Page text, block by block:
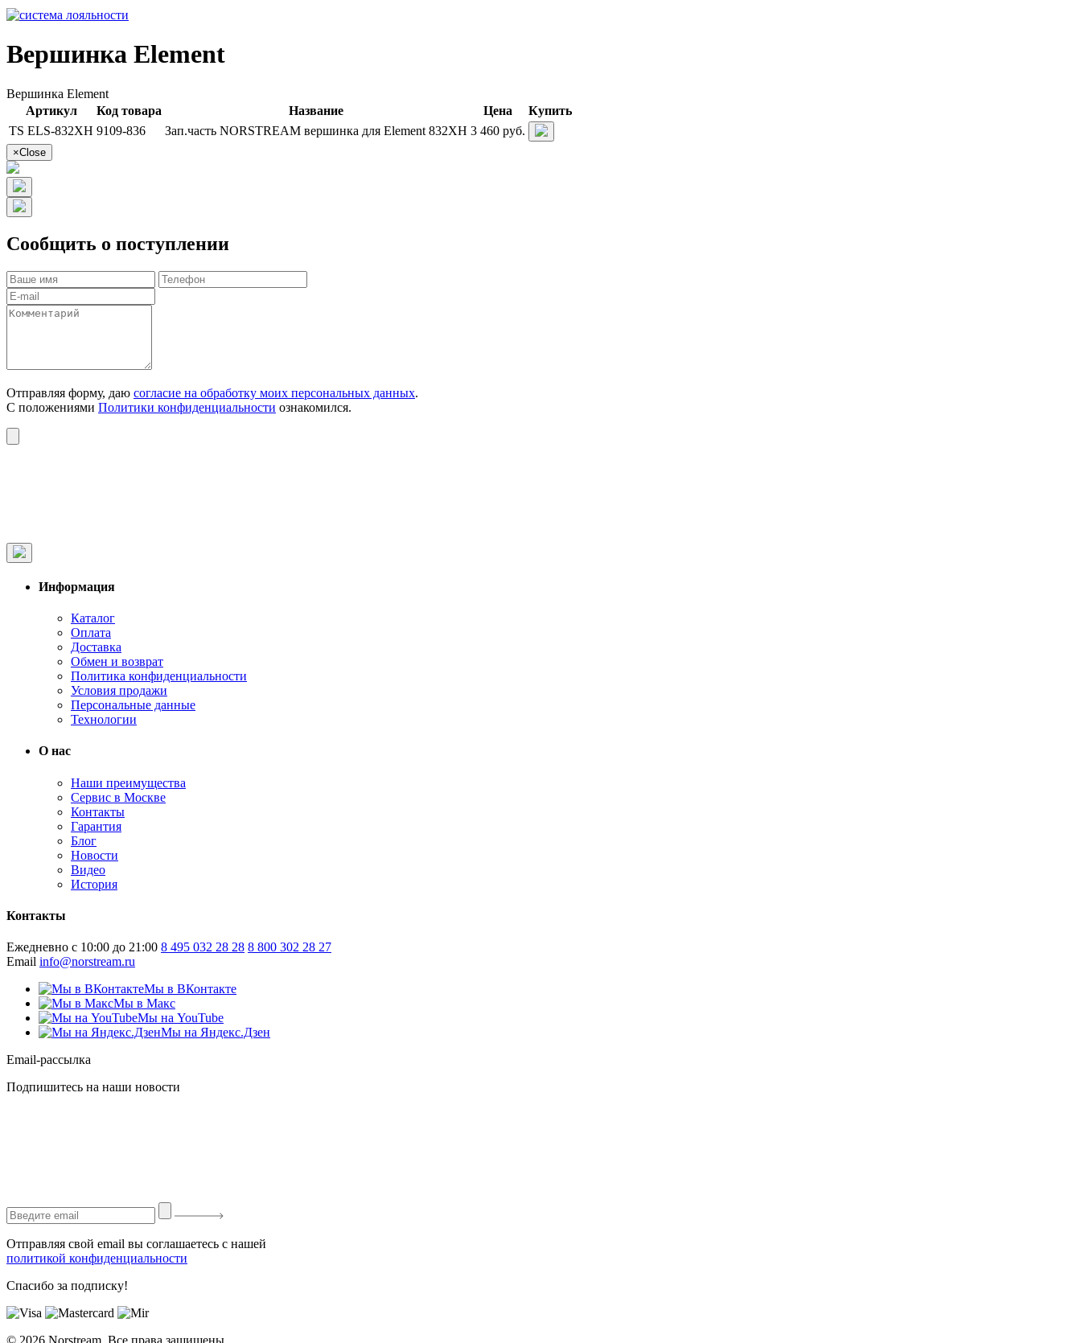
Вершинка Element
Вершинка Element
Артикул
Код товара Название Цена
Купить
TS ELS-832XH 9109-836 Зап.часть NORSTREAM вершинка для Element 832XH 3 460 руб.
×Close
Сообщить о поступлении
Отправляя форму, даю согласие на обработку моих персональных данных.
С положениями Политики конфиденциальности ознакомился.
Информация
Каталог
Оплата
Доставка
Обмен и возврат
Политика конфиденциальности
Условия продажи
Персональные данные
Технологии
О нас
Наши преимущества
Сервис в Москве
Контакты
Гарантия
Блог
Новости
Видео
История
Контакты
Ежедневно с 10:00 до 21:00 8 495 032 28 28 8 800 302 28 27
Email info@norstream.ru
Мы в ВКонтакте
Мы в Макс
Мы на YouTube
Мы на Яндекс.Дзен
Email-рассылка
Подпишитесь на наши новости
Отправляя свой email вы соглашаетесь с нашей
политикой конфиденциальности
Спасибо за подписку!